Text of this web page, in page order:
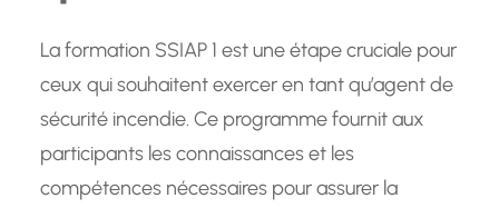
La formation SSIAP 1 est une étape cruciale pour
ceux qui souhaitent exercer en tant qu’agent de
sécurité incendie. Ce programme fournit aux
participants les connaissances et les
compétences nécessaires pour assurer la